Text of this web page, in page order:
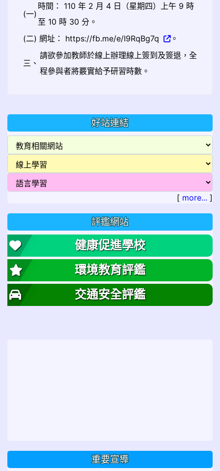
(一)
時間： 110 年 2 月 4 日（星期四）上午 9 時
至 10 時 30 分。
(二) 網址： https://fb.me/e/I9RqBg7q 。
三、
請欲參加教師於線上辦理線上簽到及簽退，全
程參與者將覈實給予研習時數。
好站連結
[ more... ]
評鑑網站
健康促進學校
環境教育評鑑
交通安全評鑑
重要宣導